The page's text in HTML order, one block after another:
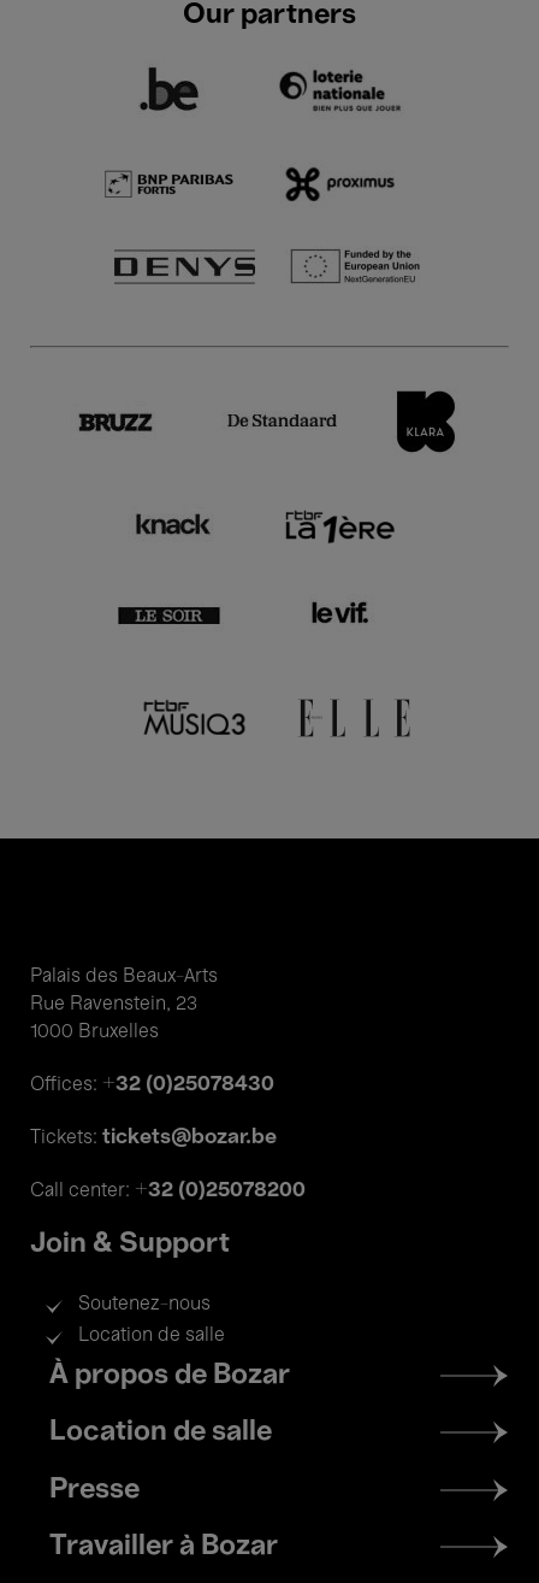
Our partners
Palais des Beaux-Arts
Rue Ravenstein, 23
1000 Bruxelles
Offices: +32 (0)25078430
Tickets: tickets@bozar.be
Call center: +32 (0)25078200
Join & Support
Soutenez-nous
Location de salle
Footer
menu
À propos de Bozar
Location de salle
Presse
Travailler à Bozar